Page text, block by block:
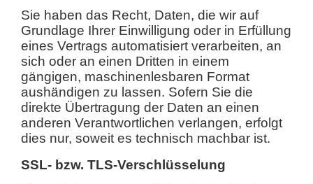
Sie haben das Recht, Daten, die wir auf
Grundlage Ihrer Einwilligung oder in Erfüllung
eines Vertrags automatisiert verarbeiten, an
sich oder an einen Dritten in einem
gängigen, maschinenlesbaren Format
aushändigen zu lassen. Sofern Sie die
direkte Übertragung der Daten an einen
anderen Verantwortlichen verlangen, erfolgt
dies nur, soweit es technisch machbar ist.
SSL- bzw. TLS-Verschlüsselung